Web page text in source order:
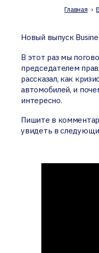
Главная ›
Новый выпуск
В этот раз мы
председателем
рассказал, как
автомобилей, и
интересно.
Пишите в
увидеть в